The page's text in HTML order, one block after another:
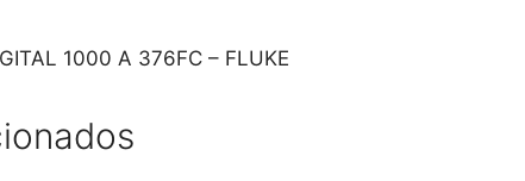
1000 A 376FC – FLUKE